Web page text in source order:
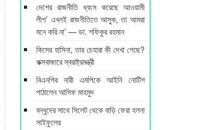
দেশের রাজনীতি ধ্বংস করেছে আওয়ামী
লীগ’ এখনই রাজনীতিতে আসুক, তা আমরা
মনে করি না’ — ডা. শফিকুর রহমান
কিসের হাসিনা, তার চেহারা কী দেখা গেছে?
কক্সবাজারে স্বরাষ্ট্রমন্ত্রী
বিএনপির নারী এমপিকে আইনি নোটিশ
পাঠালেন আসিফ মাহমুদ
বন্ধুদের সাথে সিলেট থেকে বাড়ি ফেরা হলনা
সাইফুলের